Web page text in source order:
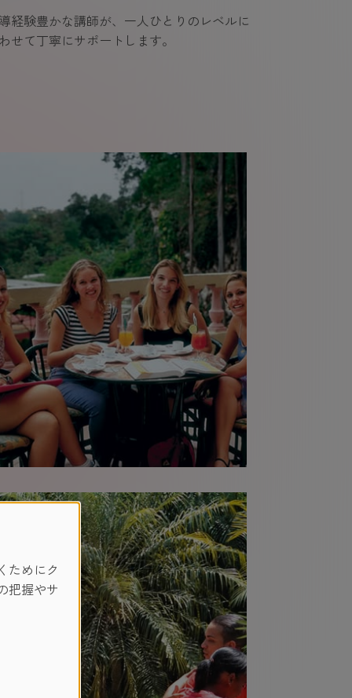
経験豊かな講師が、一人ひとりのレベルに
せて丁寧にサポートします。
ためにク
把握やサ